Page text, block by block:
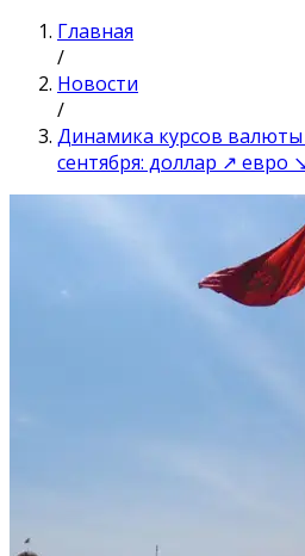
Главная
/
Новости
/
Динамика курсов валюты
сентября: доллар ↗ евро